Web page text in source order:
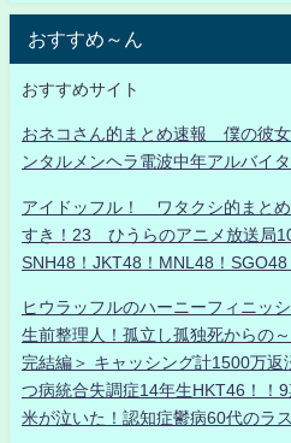
おすすめ～ん
おすすめサイト
おネコさん的まとめ速報 僕の彼
ンタルメンヘラ電波中年アルバイ
アイドッフル！ ワタクシ的まと
すき！23 ひうらのアニメ放送局
SNH48！JKT48！MNL48！
ヒウラッフルのハーニーフィニッ
生前整理人！孤立し孤独死からの
完結編＞ キャッシング計1500万返
つ病統合失調症14年生HKT46！！
米が泣いた！認知症鬱病60代のラ